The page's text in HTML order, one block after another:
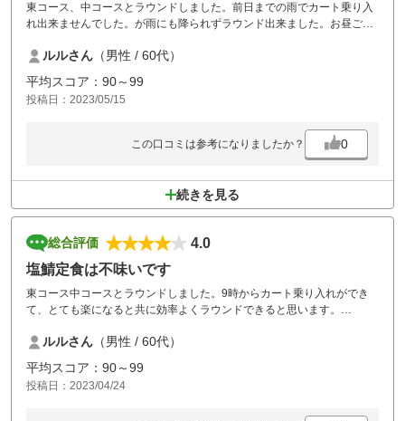
東コース、中コースとラウンドしました。前日までの雨でカート乗り入
れ出来ませんでした。が雨にも降られずラウンド出来ました。お昼ごは
ステーキが食べたいです。
ルルさん （男性 / 60代）
平均スコア：90～99
投稿日：2023/05/15
この口コミは参考になりましたか？ 0
続きを見る
総合評価
4.0
塩鯖定食は不味いです
東コース中コースとラウンドしました。9時からカート乗り入れができ
て、とても楽になると共に効率よくラウンドできると思います。
味かったです。
ルルさん （男性 / 60代）
平均スコア：90～99
投稿日：2023/04/24